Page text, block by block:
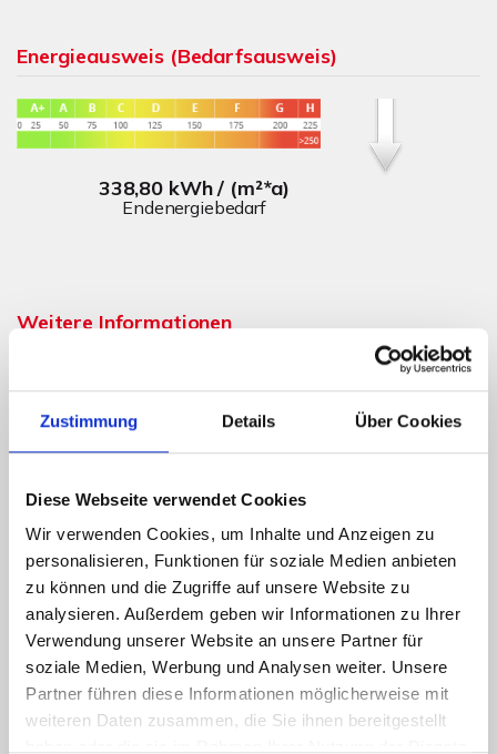
Zustimmung Details Über Cookies
Diese Webseite verwendet Cookies
Wir verwenden Cookies, um Inhalte und Anzeigen zu
personalisieren, Funktionen für soziale Medien anbieten
zu können und die Zugriffe auf unsere Website zu
analysieren. Außerdem geben wir Informationen zu Ihrer
Verwendung unserer Website an unsere Partner für
soziale Medien, Werbung und Analysen weiter. Unsere
Partner führen diese Informationen möglicherweise mit
weiteren Daten zusammen, die Sie ihnen bereitgestellt
Energieausweis (Bedarfsausweis)
338,80 kWh / (m²*a)
Endenergiebedarf
Weitere Informationen
Energieausweis Ausstelldatum
2025-10-07
Energieausweis gültig bis
06.10.2035
Energieausweis Jahrgang
Energieausweis Werteklasse
H
Energieausweis Baujahr
1907
Energieausweis Gebäudeart
Heizung
Zentralheizung
Befeuerung
Öl